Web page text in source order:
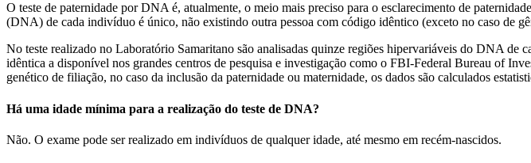
O teste de paternidade por DNA é, atualmente, o meio mais preciso para o esclarecimento de
(DNA) de cada indivíduo é único, não existindo outra pessoa com código idêntico (exceto no caso de
No teste realizado no Laboratório Samaritano são analisadas quinze regiões hipervariáveis do DNA
idêntica a disponível nos grandes centros de pesquisa e investigação como o FBI-Federal Bureau of
genético de filiação, no caso da inclusão da paternidade ou maternidade, os dados são calculados
Há uma idade mínima para a realização do teste de DNA?
Não. O exame pode ser realizado em indivíduos de qualquer idade, até mesmo em recém-nascidos.